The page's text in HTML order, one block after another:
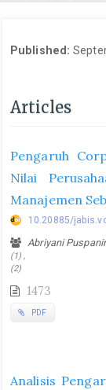
Published:
Articles
Pengaruh
Nilai
Manajemen
10.20885/
Abriyani
(1) ,
(2)
1473
PDF
Analisis